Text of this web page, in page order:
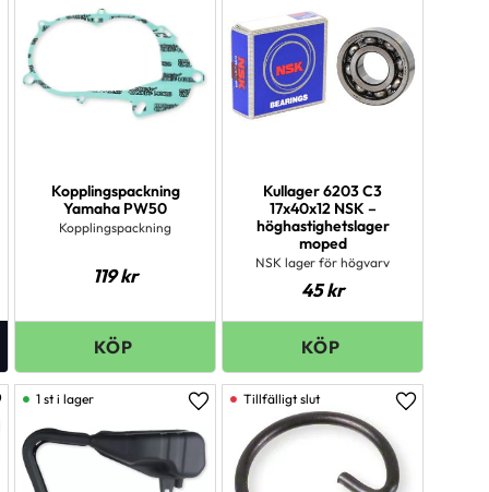
Kopplingspackning
Yamaha PW50
Kopplingspackning
119kr
Kullager 6203 C3
17x40x12 NSK –
höghastighetslager
moped
NSK lager för högvarv
45kr
till i favoriter Lägg till i favoriter
1 st i lager
Lägg till i